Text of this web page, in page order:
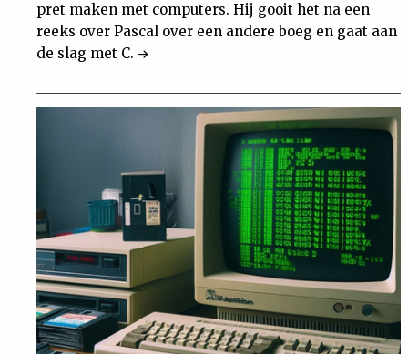
pret maken met computers. Hij gooit het na een
reeks over Pascal over een andere boeg en gaat aan
de slag met C.